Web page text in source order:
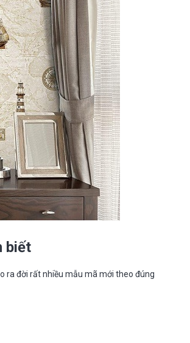
biết
ra đời rất nhiều mẫu mã mới theo đúng